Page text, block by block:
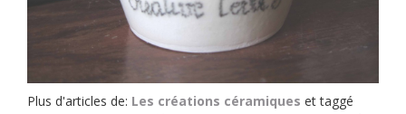
Plus d'articles de: Les créations céramiques et taggé